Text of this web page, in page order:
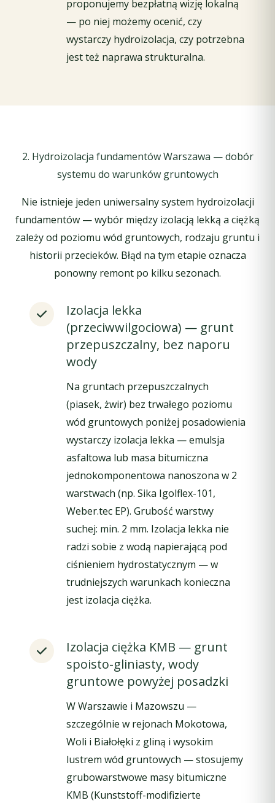
proponujemy bezpłatną wizję lokalną
— po niej możemy ocenić, czy
wystarczy hydroizolacja, czy potrzebna
jest też naprawa strukturalna.
2. Hydroizolacja fundamentów Warszawa — dobór
systemu do warunków gruntowych
Nie istnieje jeden uniwersalny system hydroizolacji
fundamentów — wybór między izolacją lekką a ciężką
zależy od poziomu wód gruntowych, rodzaju gruntu i
historii przecieków. Błąd na tym etapie oznacza
ponowny remont po kilku sezonach.
Izolacja lekka
(przeciwwilgociowa) — grunt
przepuszczalny, bez naporu
wody
Na gruntach przepuszczalnych
(piasek, żwir) bez trwałego poziomu
wód gruntowych poniżej posadowienia
wystarczy izolacja lekka — emulsja
asfaltowa lub masa bitumiczna
jednokomponentowa nanoszona w 2
warstwach (np. Sika Igolflex-101,
Weber.tec EP). Grubość warstwy
suchej: min. 2 mm. Izolacja lekka nie
radzi sobie z wodą napierającą pod
ciśnieniem hydrostatycznym — w
trudniejszych warunkach konieczna
jest izolacja ciężka.
Izolacja ciężka KMB — grunt
spoisto-gliniasty, wody
gruntowe powyżej posadzki
W Warszawie i Mazowszu —
szczególnie w rejonach Mokotowa,
Woli i Białołęki z gliną i wysokim
lustrem wód gruntowych — stosujemy
grubowarstwowe masy bitumiczne
KMB (Kunststoff-modifizierte